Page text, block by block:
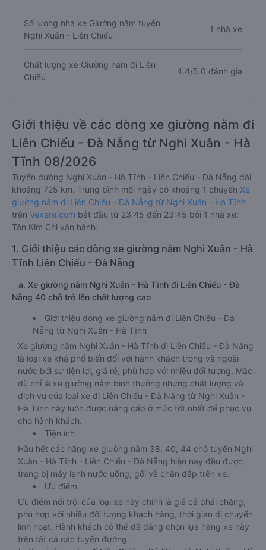
Số lượng nhà xe Giường nằm tuyến
Nghi Xuân - Liên Chiểu
1 nhà xe
Chất lượng xe Giường nằm đi Liên
Chiểu
4.4/5.0 đánh giá
Giới thiệu về các dòng xe giường nằm đi
Liên Chiểu - Đà Nẵng từ Nghi Xuân - Hà
Tĩnh 08/2026
Tuyến đường Nghi Xuân - Hà Tĩnh - Liên Chiểu - Đà Nẵng dài
khoảng 725 km. Trung bình mỗi ngày có khoảng 1 chuyến Xe
giường nằm đi Liên Chiểu - Đà Nẵng từ Nghi Xuân - Hà Tĩnh
trên Vexere.com bắt đầu từ 23:45 đến 23:45 bởi 1 nhà xe:
Tân Kim Chi vận hành.
1. Giới thiệu các dòng xe giường nằm Nghi Xuân - Hà
Tĩnh Liên Chiểu - Đà Nẵng
a. Xe giường nằm Nghi Xuân - Hà Tĩnh đi Liên Chiểu - Đà
Nẵng 40 chỗ trở lên chất lượng cao
Giới thiệu dòng xe giường nằm đi Liên Chiểu - Đà
Nẵng từ Nghi Xuân - Hà Tĩnh
Xe giường nằm Nghi Xuân - Hà Tĩnh đi Liên Chiểu - Đà Nẵng
là loại xe khá phổ biến đối với hành khách trong và ngoài
nước bởi sự tiện lợi, giá rẻ, phù hợp với nhiều đối tượng. Mặc
dù chỉ là xe giường nằm bình thường nhưng chất lượng và
dịch vụ của loại xe đi Liên Chiểu - Đà Nẵng từ Nghi Xuân -
Hà Tĩnh này luôn được nâng cấp ở mức tốt nhất để phục vụ
cho hành khách.
Tiện ích
Hầu hết các hãng xe giường nằm 38, 40, 44 chỗ tuyến Nghi
Xuân - Hà Tĩnh - Liên Chiểu - Đà Nẵng hiện nay đều được
trang bị máy lạnh nước uống, gối và chăn đắp trên xe.
Ưu điểm
Ưu điểm nổi trội của loại xe này chính là giá cả phải chăng,
phù hợp với nhiều đối tượng khách hàng, thời gian di chuyển
linh hoạt. Hành khách có thể dễ dàng chọn lựa hãng xe này
trên tất cả các tuyến đường.